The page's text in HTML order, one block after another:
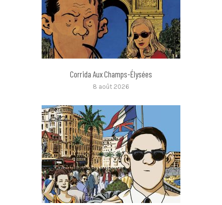
Corrida Aux Champs-Élysées
8 août 2026